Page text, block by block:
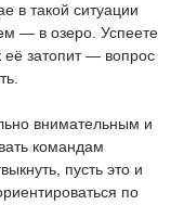
в такой ситуации
— в озеро. Успеете
её затопит — вопрос
внимательным и
командам
пусть это и
по